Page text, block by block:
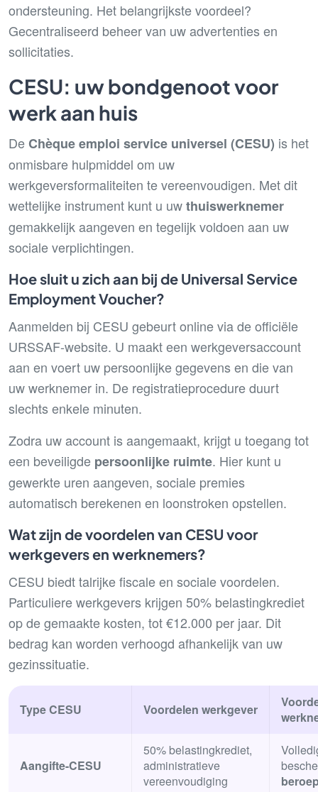
ondersteuning. Het belangrijkste voordeel?
Gecentraliseerd beheer van uw advertenties en
sollicitaties.
CESU: uw bondgenoot voor
werk aan huis
DeChèque emploi service universel (CESU) is het
onmisbare hulpmiddel om uw
werkgeversformaliteiten te vereenvoudigen. Met dit
wettelijke instrument kunt u uwthuiswerknemer
gemakkelijk aangeven en tegelijk voldoen aan uw
sociale verplichtingen.
Hoe sluit u zich aan bij de Universal Service
Employment Voucher?
Aanmelden bij CESU gebeurt online via de officiële
URSSAF-website. U maakt een werkgeversaccount
aan en voert uw persoonlijke gegevens en die van
uw werknemer in. De registratieprocedure duurt
slechts enkele minuten.
Zodra uw account is aangemaakt, krijgt u toegang tot
een beveiligde persoonlijke ruimte. Hier kunt u
gewerkte uren aangeven, sociale premies
automatisch berekenen en loonstroken opstellen.
Wat zijn de voordelen van CESU voor
werkgevers en werknemers?
CESU biedt talrijke fiscale en sociale voordelen.
Particuliere werkgevers krijgen 50% belastingkrediet
op de gemaakte kosten, tot €12.000 per jaar. Dit
bedrag kan worden verhoogd afhankelijk van uw
gezinssituatie.
Type CESU Voordelen werkgever
Aangifte-CESU
50% belastingkrediet,
administratieve
vereenvoudiging